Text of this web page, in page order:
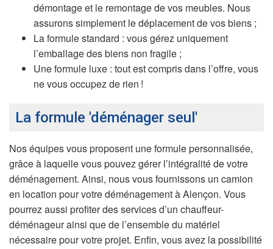
démontage et le remontage de vos meubles. Nous
assurons simplement le déplacement de vos biens ;
La formule standard : vous gérez uniquement
l’emballage des biens non fragile ;
Une formule luxe : tout est compris dans l’offre, vous
ne vous occupez de rien !
La formule 'déménager seul'
Nos équipes vous proposent une formule personnalisée,
grâce à laquelle vous pouvez gérer l’intégralité de votre
déménagement. Ainsi, nous vous fournissons un camion
en location pour votre déménagement à Alençon. Vous
pourrez aussi profiter des services d’un chauffeur-
déménageur ainsi que de l’ensemble du matériel
nécessaire pour votre projet. Enfin, vous avez la possibilité